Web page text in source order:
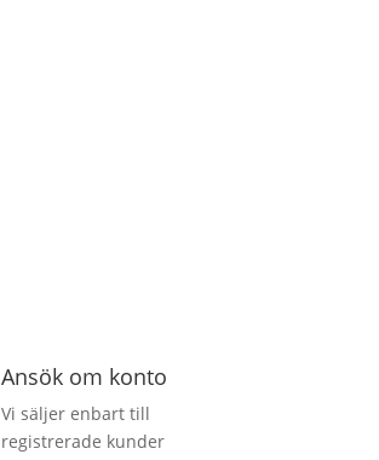
Ansök om konto
Vi säljer enbart till
registrerade kunder